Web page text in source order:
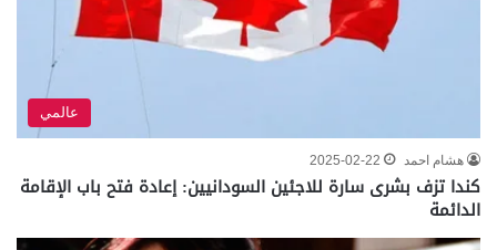
عالمي
هشام احمد 2025-02-22
كندا تزف بشرى سارة للاجئين السودانيين: إعادة فتح باب الإقامة
الدائمة